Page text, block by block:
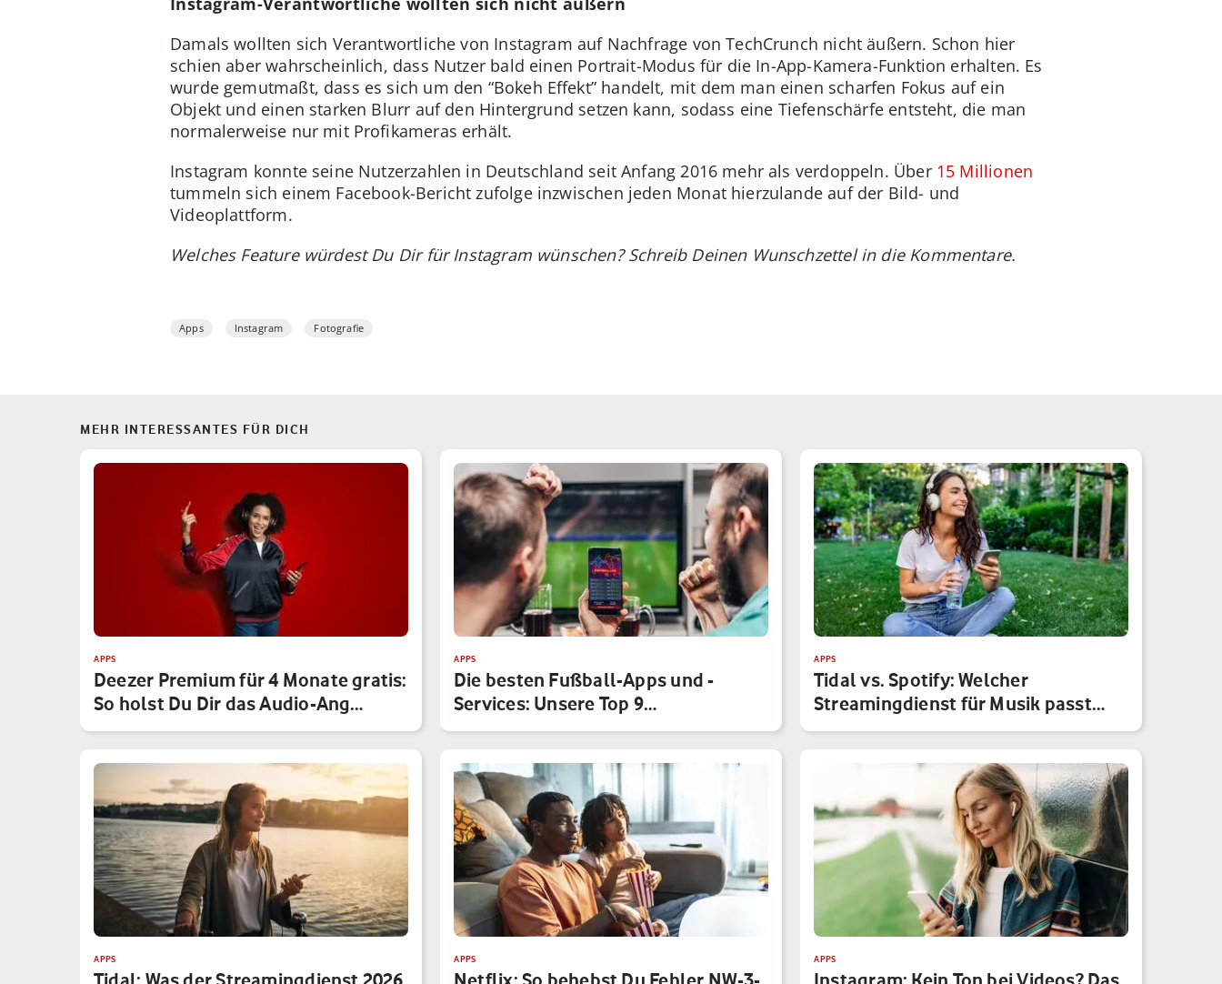
Damals wollten sich Verantwortliche von Instagram auf Nachfrage von TechCrunch nicht äußern. Schon hier
schien aber wahrscheinlich, dass Nutzer bald einen Portrait-Modus für die In-App-Kamera-Funktion erhalten. Es
wurde gemutmaßt, dass es sich um den “Bokeh Effekt” handelt, mit dem man einen scharfen Fokus auf ein
Objekt und einen starken Blurr auf den Hintergrund setzen kann, sodass eine Tiefenschärfe entsteht, die man
normalerweise nur mit Profikameras erhält.
Instagram konnte seine Nutzerzahlen in Deutschland seit Anfang 2016 mehr als verdoppeln. Über 15 Millionen
tummeln sich einem Facebook-Bericht zufolge inzwischen jeden Monat hierzulande auf der Bild- und
Videoplattform.
Welches Feature würdest Du Dir für Instagram wünschen? Schreib Deinen Wunschzettel in die Kommentare.
Apps Instagram Fotografie
MEHR INTERESSANTES FÜR DICH
APPS
Deezer Premium für 4 Monate gratis:
So holst Du Dir das Audio-Ang…
APPS
Die besten Fußball-Apps und -
Services: Unsere Top 9
Anwendungen f…
APPS
Tidal vs. Spotify: Welcher
Streamingdienst für Musik passt
besser…
APPS APPS APPS